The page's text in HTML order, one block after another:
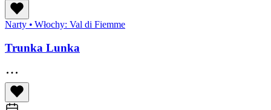
Narty • Włochy: Val di Fiemme
Trunka Lunka